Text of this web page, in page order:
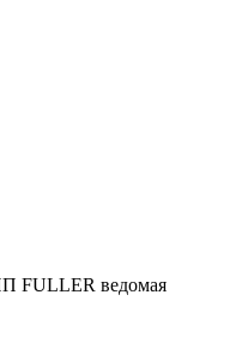
FULLER ведомая